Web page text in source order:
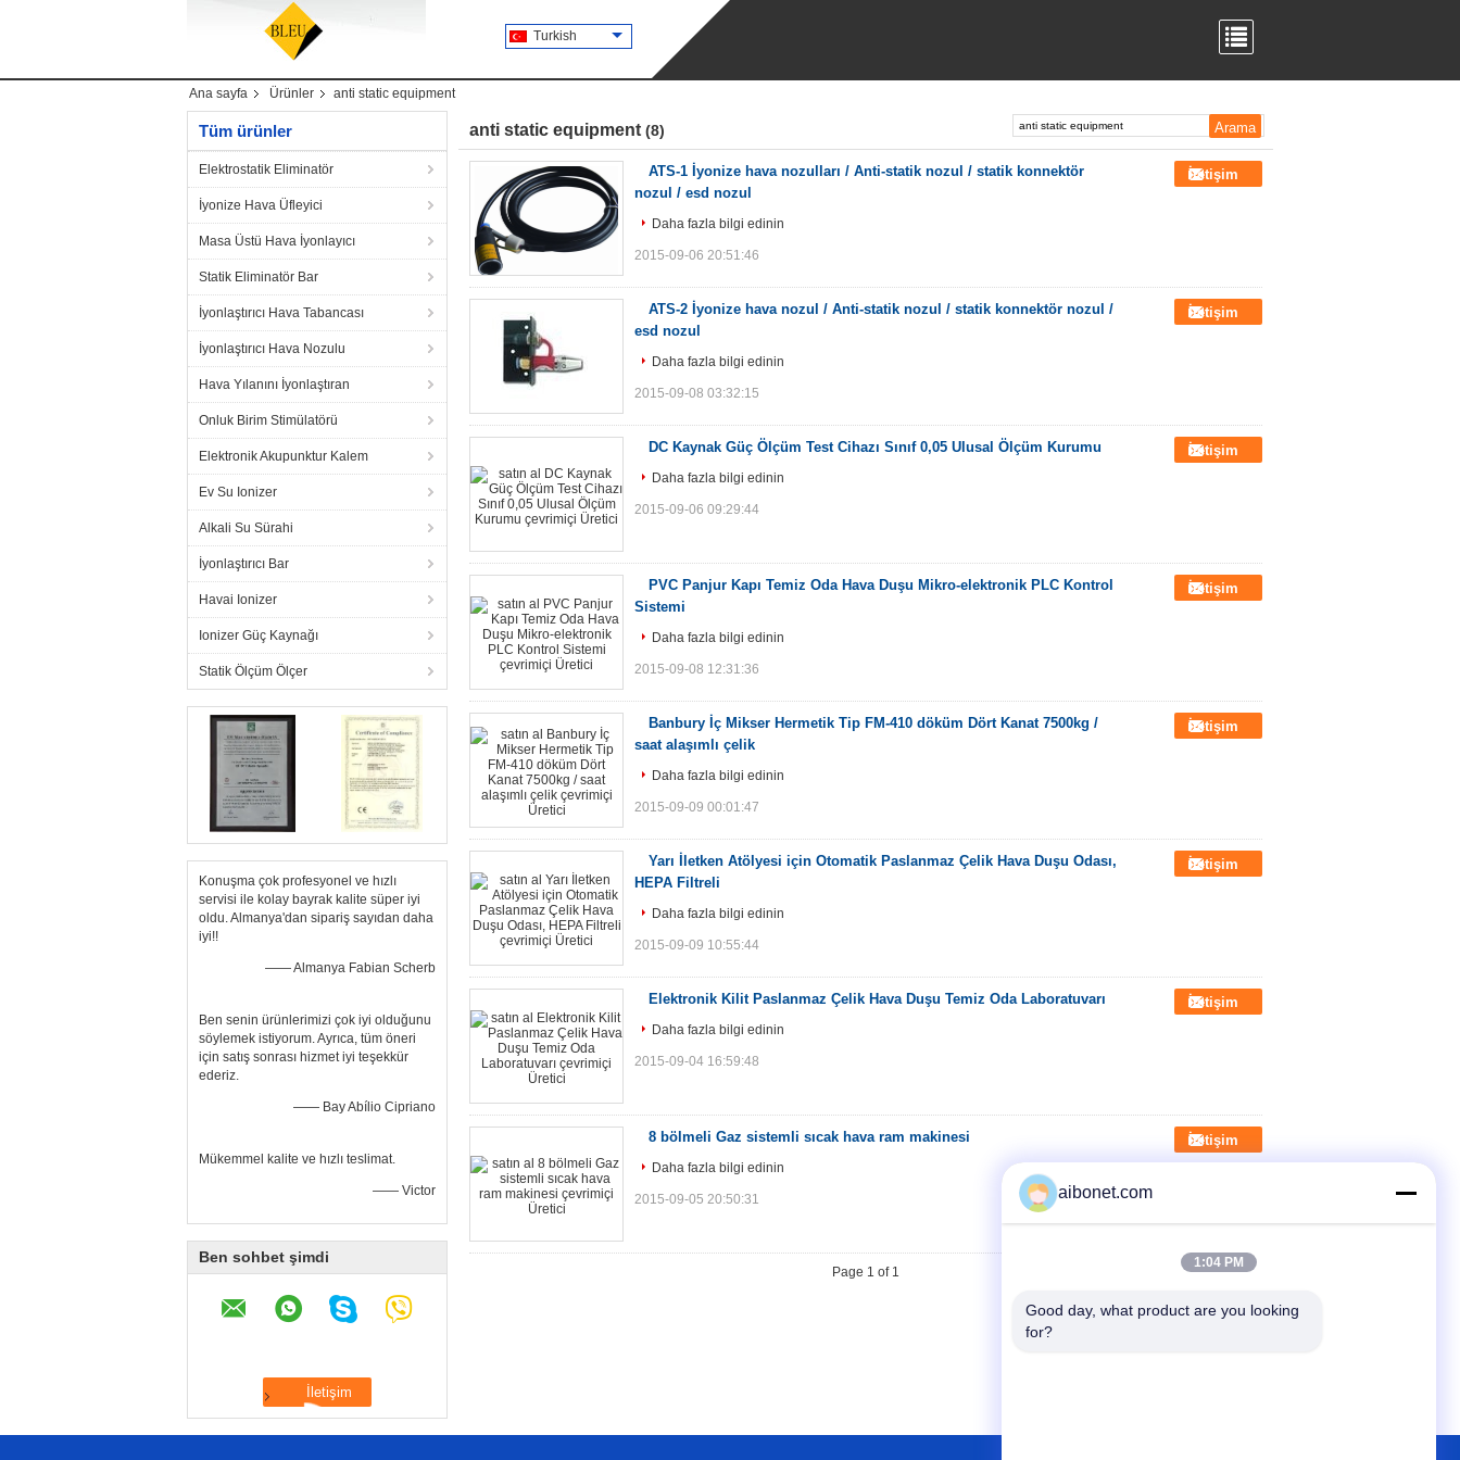
Turkish
Ana sayfa Ürünler anti static equipment
Tüm ürünler
Elektrostatik Eliminatör
İyonize Hava Üfleyici
Masa Üstü Hava İyonlayıcı
Statik Eliminatör Bar
İyonlaştırıcı Hava Tabancası
İyonlaştırıcı Hava Nozulu
Hava Yılanını İyonlaştıran
Onluk Birim Stimülatörü
Elektronik Akupunktur Kalem
Ev Su Ionizer
Alkali Su Sürahi
İyonlaştırıcı Bar
Havai Ionizer
Ionizer Güç Kaynağı
Statik Ölçüm Ölçer
Konuşma çok profesyonel ve hızlı
servisi ile kolay bayrak kalite süper iyi
oldu. Almanya'dan sipariş sayıdan daha
iyi!!
—— Almanya Fabian Scherb
Ben senin ürünlerimizi çok iyi olduğunu
söylemek istiyorum. Ayrıca, tüm öneri
için satış sonrası hizmet iyi teşekkür
ederiz.
—— Bay Abílio Cipriano
Mükemmel kalite ve hızlı teslimat.
—— Victor
Ben sohbet şimdi
anti static equipment (8)
ATS-1 İyonize hava nozulları / Anti-statik nozul / statik konnektör
nozul / esd nozul
İletişim
Daha fazla bilgi edinin
2015-09-06 20:51:46
ATS-2 İyonize hava nozul / Anti-statik nozul / statik konnektör nozul /
esd nozul
İletişim
Daha fazla bilgi edinin
2015-09-08 03:32:15
DC Kaynak Güç Ölçüm Test Cihazı Sınıf 0,05 Ulusal Ölçüm Kurumu İletişim
Daha fazla bilgi edinin
2015-09-06 09:29:44
PVC Panjur Kapı Temiz Oda Hava Duşu Mikro-elektronik PLC Kontrol
Sistemi
İletişim
Daha fazla bilgi edinin
2015-09-08 12:31:36
Banbury İç Mikser Hermetik Tip FM-410 döküm Dört Kanat 7500kg /
saat alaşımlı çelik
İletişim
Daha fazla bilgi edinin
2015-09-09 00:01:47
Yarı İletken Atölyesi için Otomatik Paslanmaz Çelik Hava Duşu Odası,
HEPA Filtreli
İletişim
Daha fazla bilgi edinin
2015-09-09 10:55:44
Elektronik Kilit Paslanmaz Çelik Hava Duşu Temiz Oda Laboratuvarı İletişim
Daha fazla bilgi edinin
2015-09-04 16:59:48
8 bölmeli Gaz sistemli sıcak hava ram makinesi İletişim
Daha fazla bilgi edinin
2015-09-05 20:50:31
Page 1 of 1
aibonet.com
1:04 PM
Good day, what product are you looking
for?